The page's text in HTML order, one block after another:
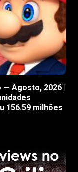
— Agosto, 2026 |
156.59 milhões